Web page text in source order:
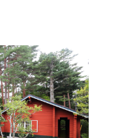
れたい」という、寒冷地
バヤシ工業は、時に相